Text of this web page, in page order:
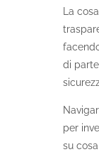
La
di
per
su